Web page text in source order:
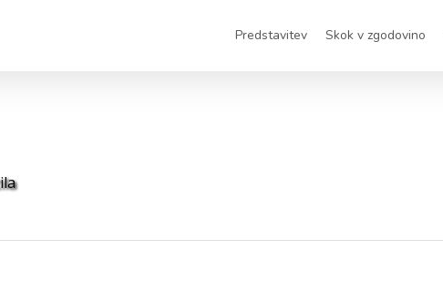
Predstavitev Skok v zgodovino